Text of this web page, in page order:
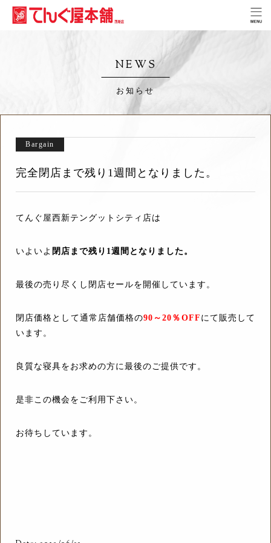
NEWS
お知らせ
完全閉店まで残り1週間となりました。
Bargain
てんぐ屋西新テングットシティ店は
いよいよ 閉店まで残り1週間となりました。
最後の売り尽くし閉店セールを開催しています。
閉店価格として通常店舗価格の90～20％OFF にて販売して
います。
良質な寝具をお求めの方に最後のご提供です。
是非この機会をご利用下さい。
お待ちしています。